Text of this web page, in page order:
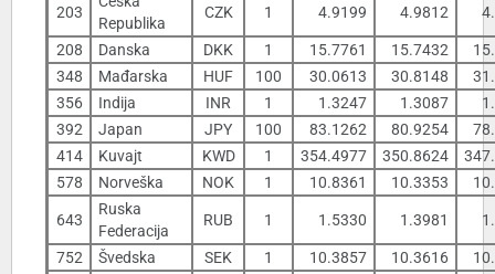
203
Republika
CZK 1 4.9199 4.9812
208 Danska DKK 1 15.7761 15.7432
348
Mađarska HUF 100 30.0613 30.8148
356
Indija INR 1 1.3247 1.3087
392
Japan JPY 100 83.1262 80.9254
414
Kuvajt KWD 1 354.4977 350.8624
578
Norveška NOK 1 10.8361 10.3353
643
Ruska
Federacija
RUB 1 1.5330 1.3981
752 Švedska SEK 1 10.3857 10.3616